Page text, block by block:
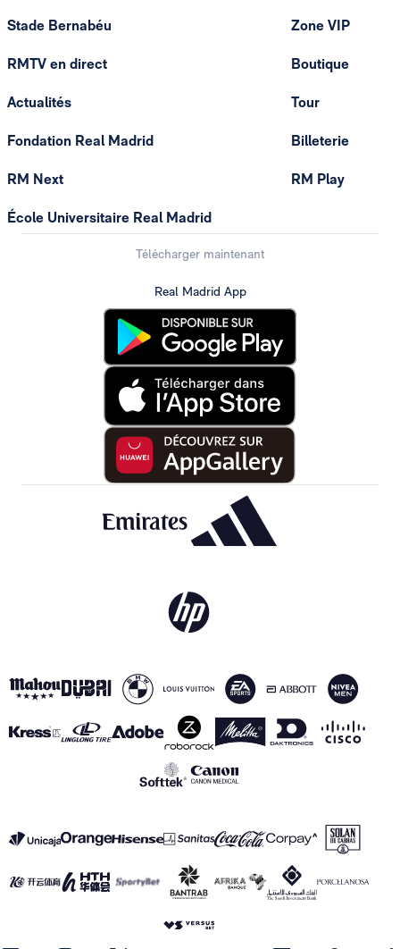
Stade Bernabéu
RMTV en direct
Actualités
Fondation Real Madrid
RM Next
École Universitaire Real Madrid
Zone VIP
Boutique
Tour
Billeterie
RM Play
Télécharger maintenant
Real Madrid App